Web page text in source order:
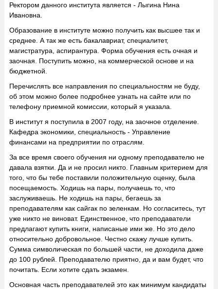
Ректором данного института является - Лыгина Нина
Ивановна.
Образование в институте можно получить как высшее так и
среднее. А так же есть бакалавриат, специалитет,
магистратура, аспирантура. Форма обучения есть очная и
заочная. Поступить можно, на коммерческой основе и на
бюджетной.
Перечислять все направления по специальностям не буду,
об этом можно более подробнее узнать на сайте или по
телефону приемной комиссии, который я указала.
В институт я поступила в 2007 году, на заочное отделение.
Кафедра экономики, специальность - Управление
финансами на предприятии по отраслям.
За все время своего обучения ни одному преподавателю не
давала взятки. Да и не просил никто. Главным критерием для
того, что бы тебе поставили положительную оценку, была
посещаемость. Ходишь на пары, получаешь то, что
заслуживаешь. Не ходишь на пары, бегаешь за
преподавателям как сайгак по зеленкам. Но согласитесь, тут
уже никто не виноват. Единственное, что преподаватели
предлагают купить книги, написаные ими же. Но это дело
относительно добровольное. Честно скажу лучше купить.
Сумма символическая по большей части, не доходила даже
до 100 рублей. Преподавателю приятно, да и вам будет, что
почитать. Если хотите сдать экзамен.
Основная часть преподавателей это как минимум кандидаты